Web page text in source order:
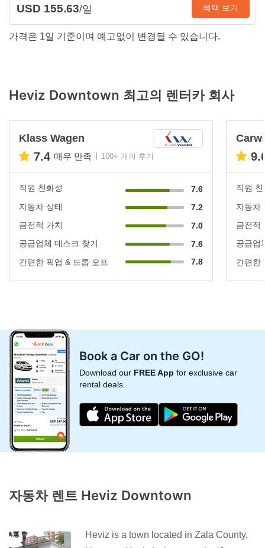
USD 155.63/일 혜택 보기
가격은 1일 기준이며 예고없이 변경될 수 있습니다.
Heviz Downtown 최고의 렌터카 회사
Klass Wagen
7.4 매우 만족 100+ 개의 후기
직원 친화성
7.6
자동차 상태
7.2
금전적 가치
7.0
공급업체 데스크 찾기
7.6
간편한 픽업 & 드롭 오프
7.8
직원
자동차
금전적
공급업
간편한
Book a Car on the GO!
Download our FREE App for exclusive car
rental deals.
자동차 렌트 Heviz Downtown
Heviz is a town located in Zala County,